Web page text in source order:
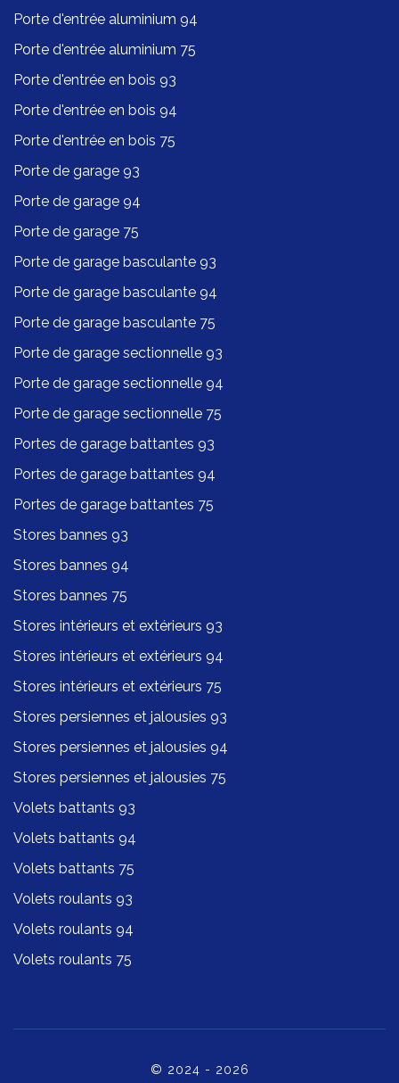
Porte d'entrée aluminium 94
Porte d'entrée aluminium 75
Porte d'entrée en bois 93
Porte d'entrée en bois 94
Porte d'entrée en bois 75
Porte de garage 93
Porte de garage 94
Porte de garage 75
Porte de garage basculante 93
Porte de garage basculante 94
Porte de garage basculante 75
Porte de garage sectionnelle 93
Porte de garage sectionnelle 94
Porte de garage sectionnelle 75
Portes de garage battantes 93
Portes de garage battantes 94
Portes de garage battantes 75
Stores bannes 93
Stores bannes 94
Stores bannes 75
Stores intérieurs et extérieurs 93
Stores intérieurs et extérieurs 94
Stores intérieurs et extérieurs 75
Stores persiennes et jalousies 93
Stores persiennes et jalousies 94
Stores persiennes et jalousies 75
Volets battants 93
Volets battants 94
Volets battants 75
Volets roulants 93
Volets roulants 94
Volets roulants 75
© 2024 - 2026